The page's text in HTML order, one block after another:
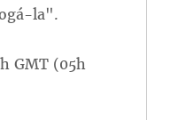
la".
GMT (05h